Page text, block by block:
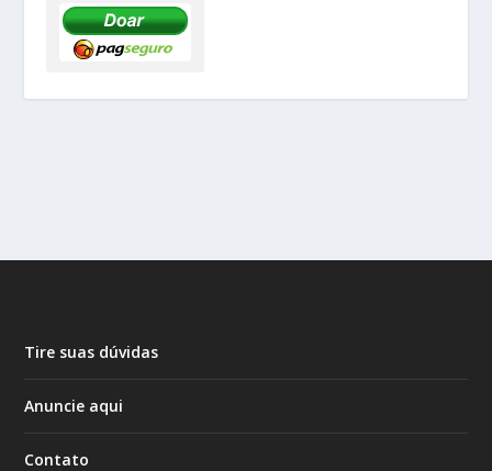
Tire suas dúvidas
Anuncie aqui
Contato